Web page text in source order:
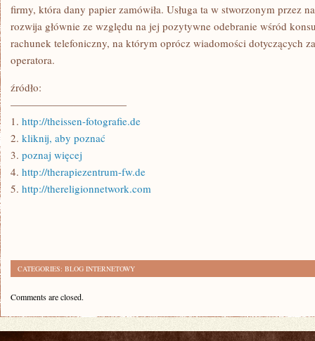
firmy, która dany papier zamówiła. Usługa ta w stworzonym przez
rozwija głównie ze względu na jej pozytywne odebranie wśród
rachunek telefoniczny, na którym oprócz wiadomości dotyczących
operatora.
źródło:
———————————
1. http://theissen-fotografie.de
2. kliknij, aby poznać
3. poznaj więcej
4. http://therapiezentrum-fw.de
5. http://thereligionnetwork.com
CATEGORIES: BLOG INTERNETOWY
Comments are closed.